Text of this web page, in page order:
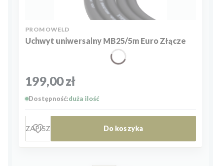
Uchwyt uniwersalny MB25/5m Euro Złącze
PRODUCENT
PROMOWELD
Cena
199,00 zł
Dostępność:duża ilość
ZAPISZ Do koszyka